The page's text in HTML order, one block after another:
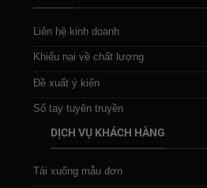
Liên hệ kinh doanh
Khiếu nại về chất lượng
Đề xuất ý kiến
Sổ tay tuyên truyền
DỊCH VỤ KHÁCH HÀNG
Tải xuống mẫu đơn